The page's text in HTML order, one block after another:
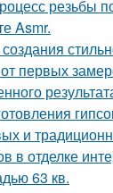
резьбы
Asmr.
первых
и
в отделке
63 кв.